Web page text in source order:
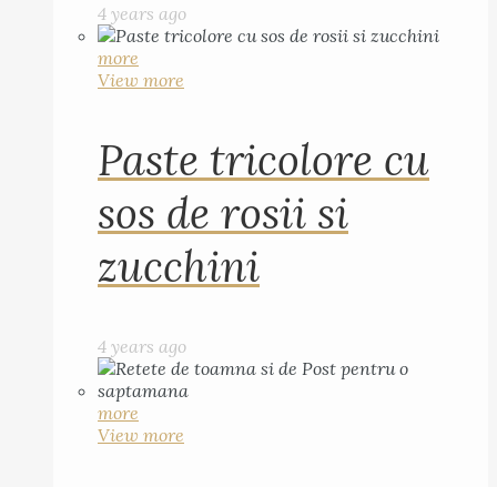
4 years ago
more
View more
Paste tricolore cu
sos de rosii si
zucchini
4 years ago
more
View more